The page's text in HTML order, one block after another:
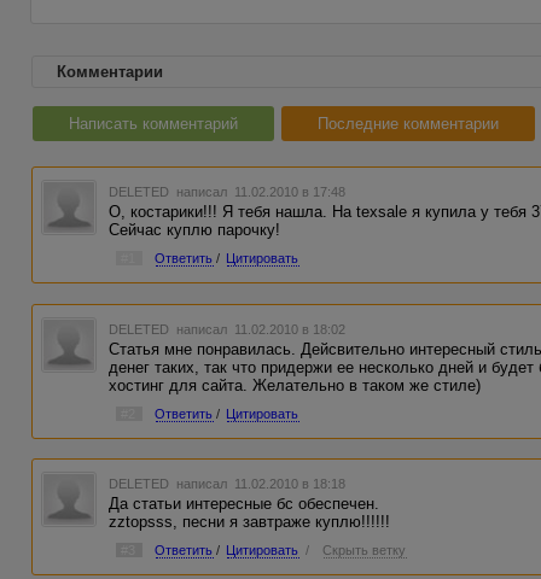
Комментарии
Написать комментарий Последние комментарии
DELETED написал 11.02.2010 в 17:48
О, костарики!!! Я тебя нашла. На texsale я купила у тебя
Сейчас куплю парочку!
Ответить / Цитировать
DELETED написал 11.02.2010 в 18:02
Статья мне понравилась. Дейсвительно интересный
денег таких, так что придержи ее несколько дней и
хостинг для сайта. Желательно в таком же стиле)
Ответить / Цитировать
DELETED написал 11.02.2010 в 18:18
Да статьи интересные бс обеспечен.
zztopsss, песни я завтраже куплю!!!!!!
Ответить / Цитировать / Скрыть ветку